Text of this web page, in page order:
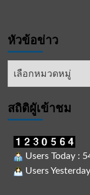
หัวข้อข่าว
หัวข้อ
สถิติผูัเข้าชม
Users Today :
Users